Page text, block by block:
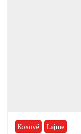
Kosovë Lajme